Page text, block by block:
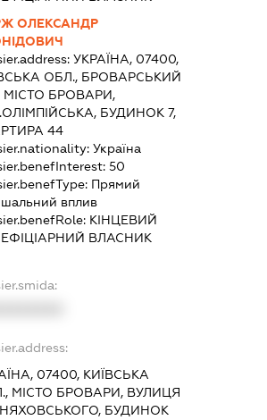
ОЛЕКСАНДР
УКРАЇНА, 07400,
ОБЛ., БРОВАРСЬКИЙ
МІСТО БРОВАРИ,
БУДИНОК 7,
44
Україна
50
Прямий
вплив
КІНЦЕВИЙ
ВЛАСНИК
07400, КИЇВСЬКА
МІСТО БРОВАРИ, ВУЛИЦЯ
БУДИНОК